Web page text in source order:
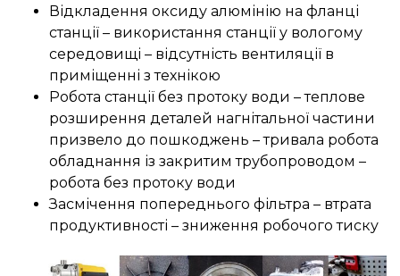
Відкладення оксиду алюмінію на фланці
станції – використання станції у вологому
середовищі – відсутність вентиляції в
приміщенні з технікою
Робота станції без протоку води – теплове
розширення деталей нагнітальної частини
призвело до пошкоджень – тривала робота
обладнання із закритим трубопроводом –
робота без протоку води
Засмічення попереднього фільтра – втрата
продуктивності – зниження робочого тиску